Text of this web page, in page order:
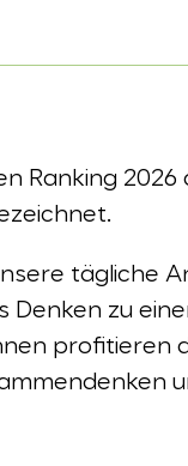
Ranking 2026
tägliche
Denken zu
profitieren